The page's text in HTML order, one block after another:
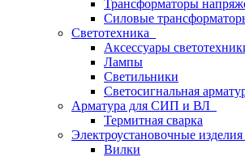
Трансформаторы
Силовые
Светотехника
Аксессуары
Лампы
Светильники
Светосигнальная
Арматура для СИП и ВЛ
Термитная сварка
Электроустановочные изделия
Вилки